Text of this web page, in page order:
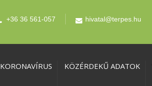
+36 36 561-057 hivatal@terpes.hu
KORONAVÍRUS KÖZÉRDEKŰ ADATOK